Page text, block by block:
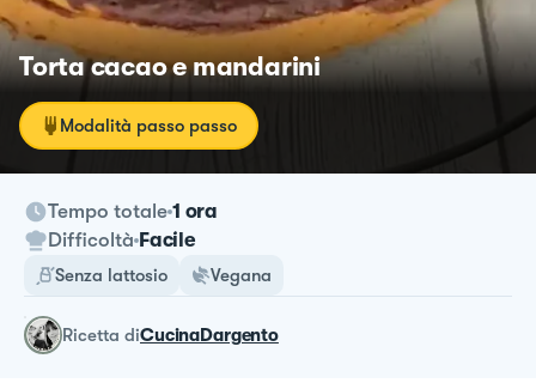
Torta cacao e mandarini
Modalità passo passo
Tempo totale 1 ora
Difficoltà Facile
Senza lattosio Vegana
ricetta diCucinaDargento